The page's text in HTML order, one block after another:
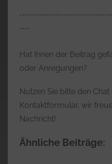
****
Hat Ihnen der Beitrag
oder Anregungen?
Nutzen Sie bitte den
Kontaktformular, wir
Nachricht!
Ähnliche Beiträge: